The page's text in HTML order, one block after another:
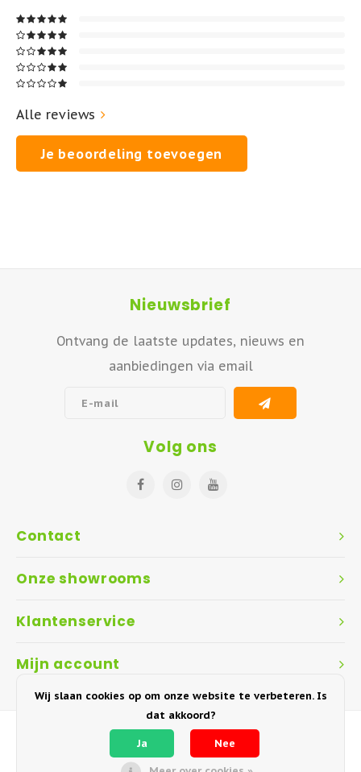
Alle reviews
Je beoordeling toevoegen
Contact
Nieuwsbrief
Ontvang de laatste updates, nieuws en
aanbiedingen via email
Volg ons
Onze showrooms
Klantenservice
Mijn account
Wij slaan cookies op om onze website te verbeteren. Is
dat akkoord?
Ja Nee